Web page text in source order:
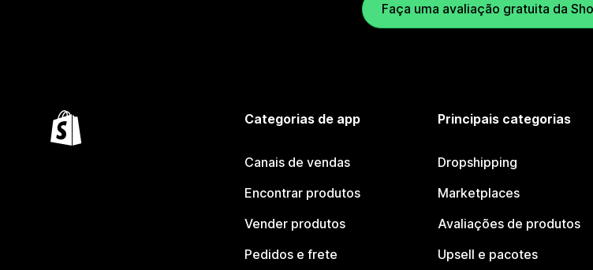
Faça uma avaliação gratuita da
Categorias de app
Canais de vendas
Encontrar produtos
Vender produtos
Pedidos e frete
Principais categorias
Dropshipping
Marketplaces
Avaliações de produtos
Upsell e pacotes